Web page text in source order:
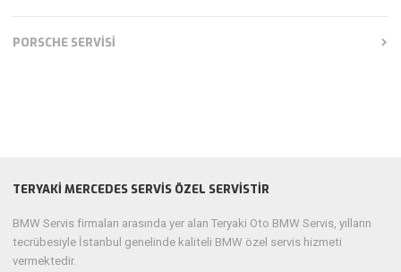
PORSCHE SERVISI
TERYAKI MERCEDES SERVIS ÖZEL SERVISTIR
BMW Servis firmaları arasında yer alan Teryaki Oto BMW Servis, yılların
tecrübesiyle İstanbul genelinde kaliteli BMW özel servis hizmeti
vermektedir.